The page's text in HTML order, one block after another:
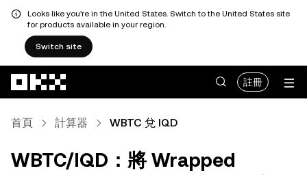
Looks like you're in the United States. Switch to the United States site
for products available in your region.
Switch site
註冊
首頁 計算器 WBTC 兌 IQD
WBTC/IQD：將 Wrapped